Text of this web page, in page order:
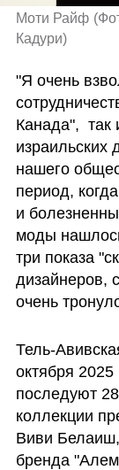
Моти Райф (
Кадури)
"Я очень
Канада",
израильских
нашего
период,
и
моды
три показа
дизайнеров,
очень
Тель-
октября
последуют
коллекции
Виви
бренда